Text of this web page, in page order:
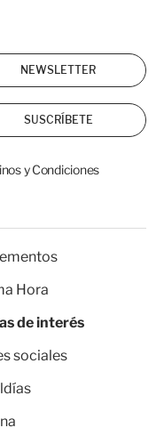
NEWSLETTER
SUSCRÍBETE
y Condiciones
Hora
de interés
sociales